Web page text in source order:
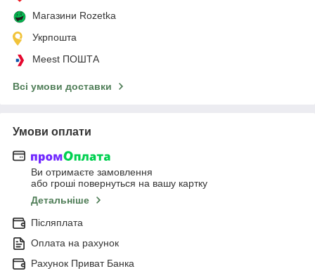
Магазини Rozetka
Укрпошта
Meest ПОШТА
Всі умови доставки
Умови оплати
Ви отримаєте замовлення
або гроші повернуться на вашу картку
Детальніше
Післяплата
Оплата на рахунок
Рахунок Приват Банка